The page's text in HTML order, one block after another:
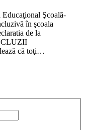
Şcoală-
în şcoala
de la
CONCLUZII
că toţi…